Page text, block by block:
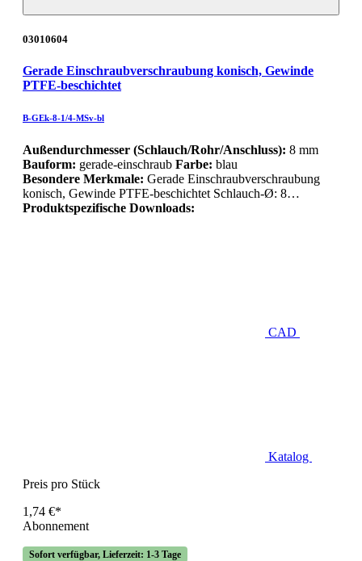
03010604
Gerade Einschraubverschraubung konisch, Gewinde
PTFE-beschichtet
B-GEk-8-1/4-MSv-bl
Außendurchmesser (Schlauch/Rohr/Anschluss): 8 mm
Bauform: gerade-einschraub Farbe: blau
Besondere Merkmale: Gerade Einschraubverschraubung
konisch, Gewinde PTFE-beschichtet Schlauch-Ø: 8…
Produktspezifische Downloads:
CAD
Katalog
Preis pro Stück
1,74 €*
Abonnement
Sofort verfügbar, Lieferzeit: 1-3 Tage